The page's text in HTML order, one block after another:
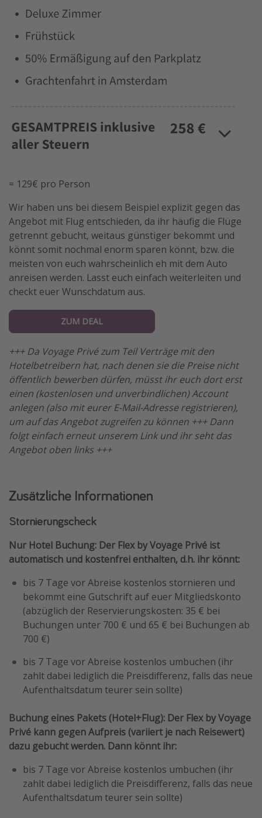
= 129€ pro Person
Wir haben uns bei diesem Beispiel explizit gegen das
Angebot mit Flug entschieden, da ihr häufig die Flüge
getrennt gebucht, weitaus günstiger bekommt und
könnt somit nochmal enorm sparen könnt, bzw. die
meisten von euch wahrscheinlich eh mit dem Auto
anreisen werden. Lasst euch einfach weiterleiten und
checkt euer Wunschdatum aus.
ZUM DEAL
+++ Da Voyage Privé zum Teil Verträge mit den
Hotelbetreibern hat, nach denen sie die Preise nicht
öffentlich bewerben dürfen, müsst ihr euch dort erst
einen (kostenlosen und unverbindlichen) Account
anlegen (also mit eurer E-Mail-Adresse registrieren),
um auf das Angebot zugreifen zu können +++ Dann
folgt einfach erneut unserem Link und ihr seht das
Angebot oben links +++
Zusätzliche Informationen
Stornierungscheck
Nur Hotel Buchung: Der Flex by Voyage Privé ist
automatisch und kostenfrei enthalten, d.h. ihr könnt:
bis 7 Tage vor Abreise kostenlos stornieren und
bekommt eine Gutschrift auf euer Mitgliedskonto
(abzüglich der Reservierungskosten: 35 € bei
Buchungen unter 700 € und 65 € bei Buchungen ab
700 €)
bis 7 Tage vor Abreise kostenlos umbuchen (ihr
zahlt dabei lediglich die Preisdifferenz, falls das neue
Aufenthaltsdatum teurer sein sollte)
Buchung eines Pakets (Hotel+Flug): Der Flex by Voyage
Privé kann gegen Aufpreis (variiert je nach Reisewert)
dazu gebucht werden. Dann könnt ihr:
bis 7 Tage vor Abreise kostenlos umbuchen (ihr
zahlt dabei lediglich die Preisdifferenz, falls das neue
Aufenthaltsdatum teurer sein sollte)